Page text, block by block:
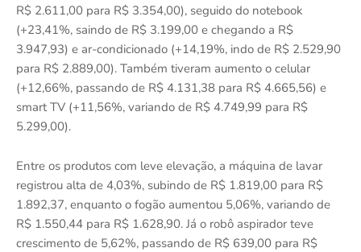
R$ 2.611,00 para R$ 3.354,00), seguido do notebook
(+23,41%, saindo de R$ 3.199,00 e chegando a R$
3.947,93) e ar-condicionado (+14,19%, indo de R$ 2.529,90
para R$ 2.889,00). Também tiveram aumento o celular
(+12,66%, passando de R$ 4.131,38 para R$ 4.665,56) e
smart TV (+11,56%, variando de R$ 4.749,99 para R$
5.299,00).
Entre os produtos com leve elevação, a máquina de lavar
registrou alta de 4,03%, subindo de R$ 1.819,00 para R$
1.892,37, enquanto o fogão aumentou 5,06%, variando de
R$ 1.550,44 para R$ 1.628,90. Já o robô aspirador teve
crescimento de 5,62%, passando de R$ 639,00 para R$